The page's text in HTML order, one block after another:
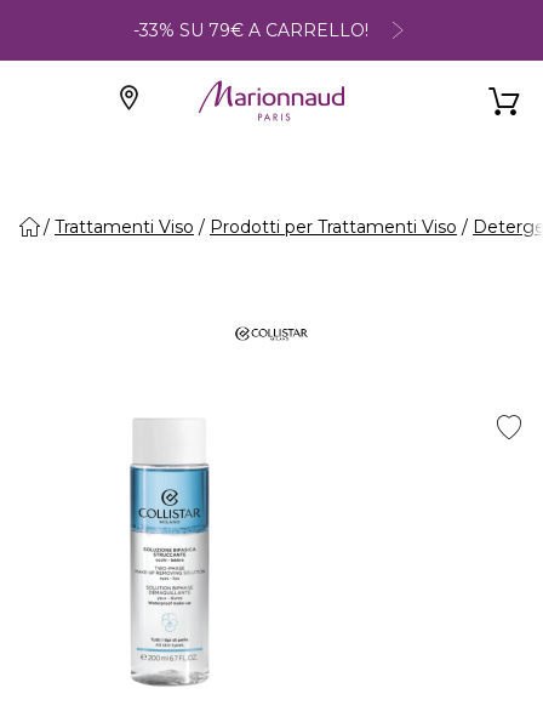
-33% SU 79€ A CARRELLO!
Trattamenti Viso Prodotti per Trattamenti Viso